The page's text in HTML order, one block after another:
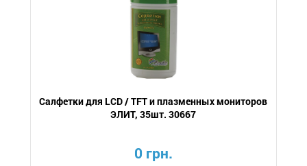
Салфетки для LCD / TFT и плазменных мониторов
ЭЛИТ, 35шт. 30667
0 грн.